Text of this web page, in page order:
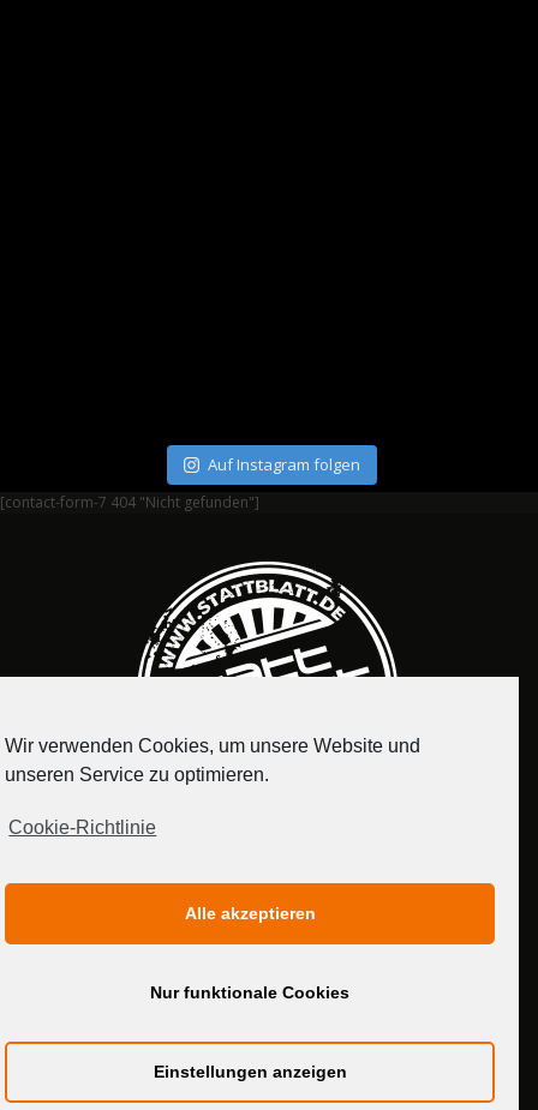
Auf Instagram folgen
[contact-form-7 404 "Nicht gefunden"]
MEDIADATEN
Wir verwenden Cookies, um unsere Website und
unseren Service zu optimieren.
Cookie-Richtlinie
Alle akzeptieren
Nur funktionale Cookies
Einstellungen anzeigen